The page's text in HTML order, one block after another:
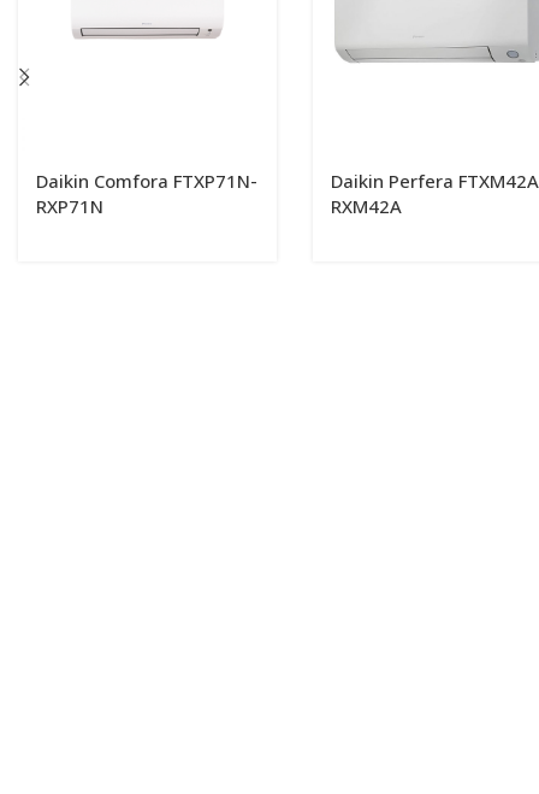
Daikin Comfora FTXP71N-
RXP71N
Daikin Perfera
RXM42A